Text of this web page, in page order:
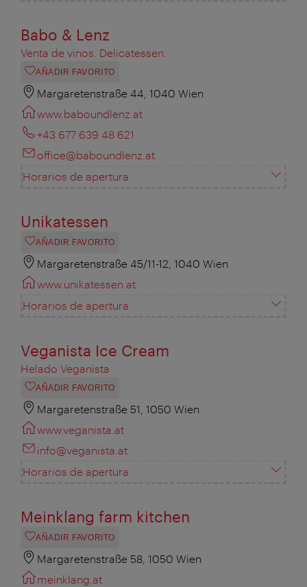
Babo & Lenz
Venta de vinos. Delicatessen.
AÑADIR FAVORITO
Margaretenstraße 44, 1040 Wien
www.baboundlenz.at
+43 677 639 48 621
office@baboundlenz.at
Horarios de apertura
Unikatessen
AÑADIR FAVORITO
Margaretenstraße 45/11-12, 1040 Wien
www.unikatessen.at
Horarios de apertura
Veganista Ice Cream
Helado Veganista
AÑADIR FAVORITO
Margaretenstraße 51, 1050 Wien
www.veganista.at
info@veganista.at
Horarios de apertura
Meinklang farm kitchen
AÑADIR FAVORITO
Margaretenstraße 58, 1050 Wien
meinklang.at